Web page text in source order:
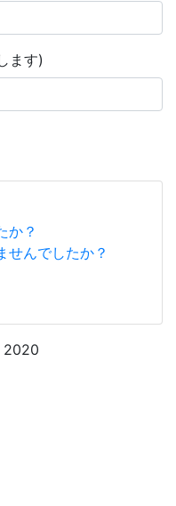
ます)
か？
せんでしたか？
2020